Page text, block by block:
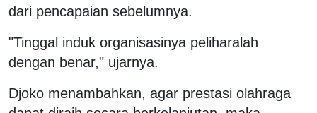
dari pencapaian sebelumnya.
"Tinggal induk organisasinya peliharalah
dengan benar," ujarnya.
Djoko menambahkan, agar prestasi olahraga